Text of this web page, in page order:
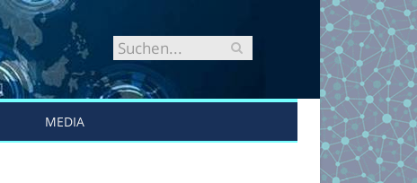
MEDIA